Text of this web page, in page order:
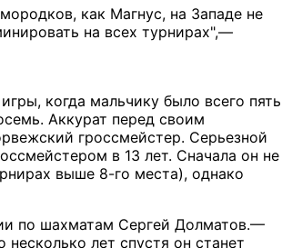
как Магнус, на Западе не
на всех турнирах",—
когда мальчику было всего пять
Аккурат перед своим
гроссмейстер. Серьезной
в 13 лет. Сначала он не
выше 8-го места), однако
по шахматам Сергей Долматов.—
лет спустя он станет